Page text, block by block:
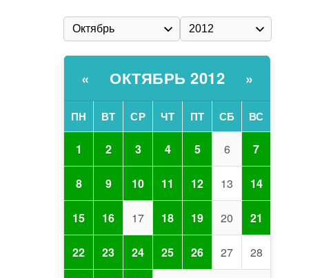
« ОКТЯБРЬ 2012 »
ПН ВТ СР ЧТ ПТ СБ ВС
1 2 3 4 5 6 7
8 9 10 11 12 13 14
15 16 17 18 19 20 21
22 23 24 25 26 27 28